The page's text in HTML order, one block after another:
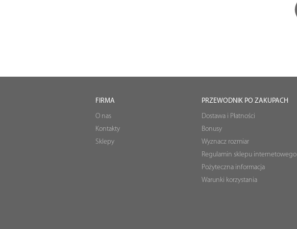
FIRMA
O nas
Kontakty
Sklepy
PRZEWODNIK PO ZAKUPACH
Dostawa i Płatności
Bonusy
Wyznacz rozmiar
Regulamin sklepu internetowego
Pożyteczna informacja
Warunki korzystania